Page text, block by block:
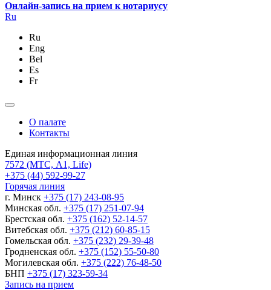
Онлайн-запись на прием к нотариусу
Ru
Ru
Eng
Bel
Es
Fr
О палате
Контакты
Единая информационная линия
7572 (МТС, A1, Life)
+375 (44) 592-99-27
Горячая линия
г. Минск +375 (17) 243-08-95
Минская обл. +375 (17) 251-07-94
Брестская обл. +375 (162) 52-14-57
Витебская обл. +375 (212) 60-85-15
Гомельская обл. +375 (232) 29-39-48
Гродненская обл. +375 (152) 55-50-80
Могилевская обл. +375 (222) 76-48-50
БНП +375 (17) 323-59-34
Запись на прием